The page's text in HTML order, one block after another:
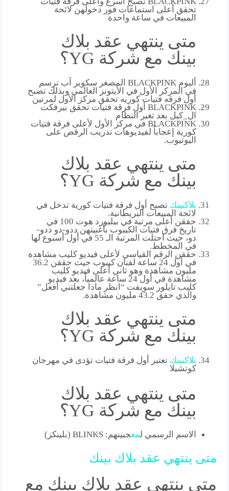
تحقق أعلى استماعات فور دخولهن لائحة
المبيعات في ساعة واحدة
متى ينتهي عقد بلاك
بينك مع شركة YG؟
ألبوم BLACKPINK المصغر سكوير آب ترسم
في المركز الأول في الأيتونز العالمي وبذلك تصبح
أول فرقه فتيات كوريه تحقق مركز الأول لمرتين
BLACKPINK أول فرقة فتيات تحقق بيرفكت
ال_كيل بعد تغير النظام
BLACKPINK في مركز الأول لأعلى فرقة فتيات
كورية إعجاباً لفيديوهات تدريب الرقص على
اليوتيوب.
متى ينتهي عقد بلاك
بينك مع شركة YG؟
بلاكبينك تصبح أول فرقة فتيات كورية تدخل في
لائحة المبيعات البريطانية.
حققن أعلى مرتبة في بيلبورد هوت 100 في
تاريخ فرق فتيات الكيبوب بأغنيتهن ددو-دو ددو-
دو، حيث احتلت المرتبة الـ 55 في أول أسبوع لها
في المخطط.
حققن الرقم القياسي لأعلى فيديو كليب مشاهدة
في أول 24 ساعة لفنان كيبوب حيث حققن 36.2
مليون مشاهدة وهو ثاني أعلى فيديو كليب
مشاهدة في أول 24 ساعة عالمياً، بعد فيديو
كليب تايلور سويفت “انظر ماذا جعلتني أفعل”
والذي حقق 43.2 مليون مشاهدة.
متى ينتهي عقد بلاك
بينك مع شركة YG؟
بلاكبينك تعتبر أول فرقة فتيات تؤدى في مهرجان
كوتشيلا
متى ينتهي عقد بلاك
بينك مع شركة YG؟
الاسم الرسمي لمعجبينهم: BLINKS (بلينكز)
متى ينتهي عقد بلاك بينك
متى ينتهي عقد بلاك بينك مع